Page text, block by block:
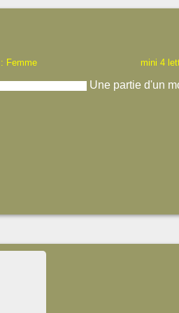
Femme mini 4
Une partie d'un